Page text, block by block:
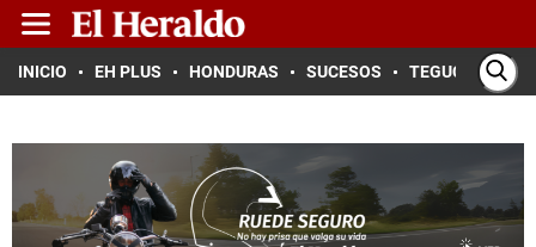
INICIO EH PLUS HONDURAS SUCESOS TEGUCIGALPA